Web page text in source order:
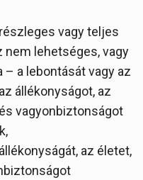
vagy teljes
nem lehetséges, vagy
a lebontását vagy az
állékonyságot, az
vagyonbiztonságot
az életet,